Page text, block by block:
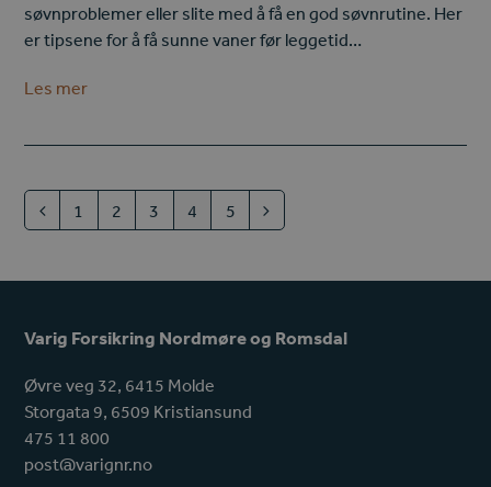
søvnproblemer eller slite med å få en god søvnrutine. Her
er tipsene for å få sunne vaner før leggetid…
Les mer
PreviousPage
1 Page
2 Page
3 Page
4 Page
5 Next
Varig Forsikring Nordmøre og Romsdal
Øvre veg 32, 6415 Molde
Storgata 9, 6509 Kristiansund
475 11 800
post@varignr.no